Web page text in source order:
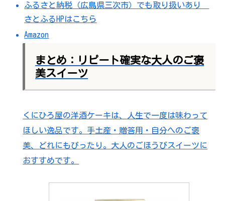
ふるさと納税（広島県三次市）でも取り扱いあり
さとふるHPはこちら
Amazon
まとめ：リピート確実な大人のご褒
美スイーツ
くにひろ屋の洋酒ケーキは、人生で一度は味わって
ほしい逸品です。手土産・贈答用・自分へのご褒
美、どれにもぴったり。大人のごほうびスイーツに
おすすめです。